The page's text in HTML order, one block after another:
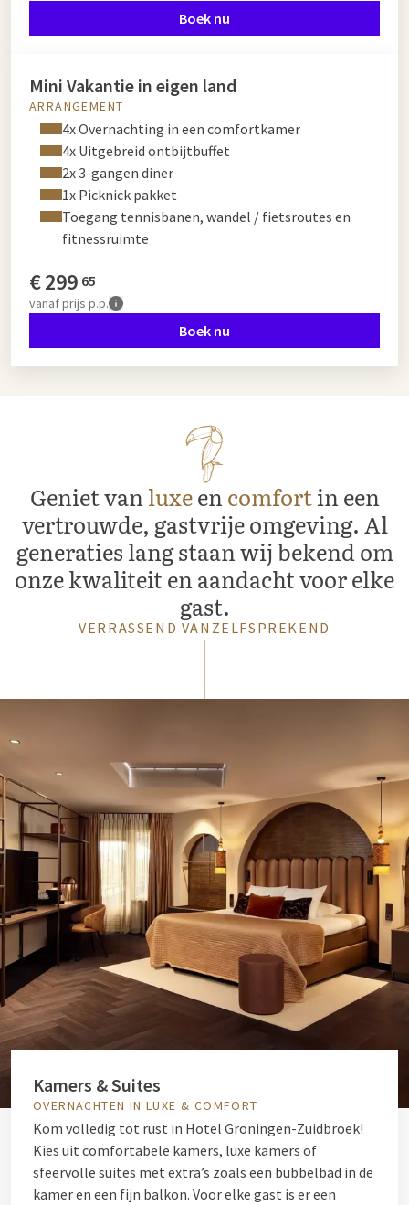
Boek nu
Mini Vakantie in eigen land
ARRANGEMENT
4x Overnachting in een comfortkamer
4x Uitgebreid ontbijtbuffet
2x 3-gangen diner
1x Picknick pakket
Toegang tennisbanen, wandel / fietsroutes en
fitnessruimte
€299 65
vanafprijs p.p.
Boek nu
Geniet vanluxeencomfortin een
vertrouwde, gastvrije omgeving. Al
generaties lang staan wij bekend om
onze kwaliteit en aandacht voor elke
gast.
VERRASSEND VANZELFSPREKEND
Kamers & Suites
OVERNACHTEN IN LUXE & COMFORT
Kom volledig tot rust in Hotel Groningen-Zuidbroek!
Kies uit comfortabele kamers, luxe kamers of
sfeervolle suites met extra’s zoals een bubbelbad in de
kamer en een fijn balkon. Voor elke gast is er een